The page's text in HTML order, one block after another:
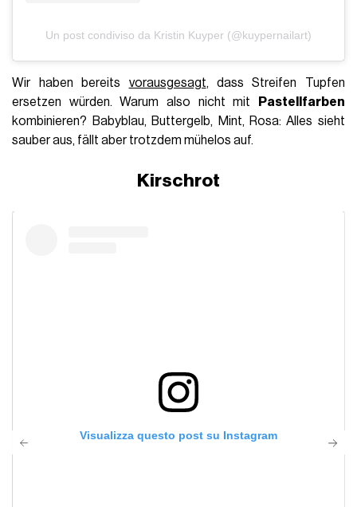
Un post condiviso da Kristin Kuyper (@kuypernailart)
Wir haben bereits vorausgesagt, dass Streifen Tupfen
ersetzen würden. Warum also nicht mit
Pastellfarben
kombinieren? Babyblau, Buttergelb, Mint, Rosa: Alles sieht
sauber aus, fällt aber trotzdem mühelos auf.
Kirschrot
Visualizza questo post su Instagram